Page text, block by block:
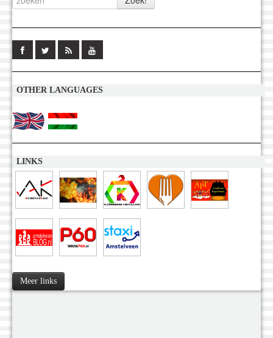
OTHER LANGUAGES
LINKS
Meer links